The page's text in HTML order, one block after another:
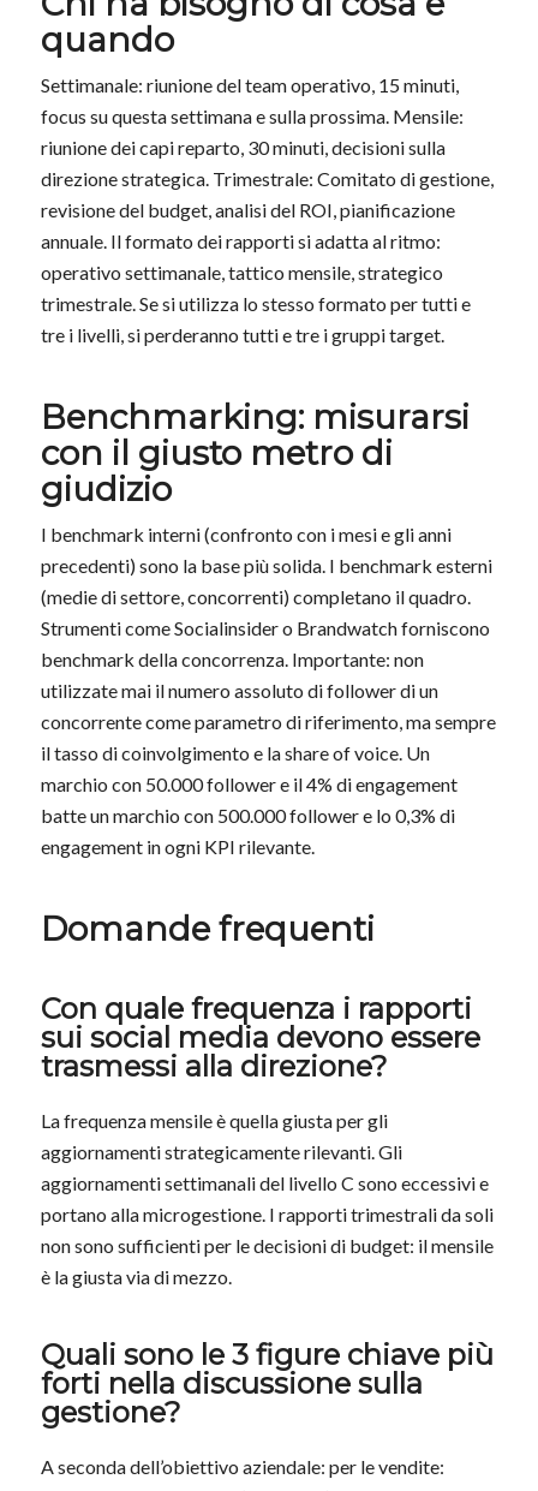
quando
Settimanale: riunione del team operativo, 15 minuti,
focus su questa settimana e sulla prossima. Mensile:
riunione dei capi reparto, 30 minuti, decisioni sulla
direzione strategica. Trimestrale: Comitato di gestione,
revisione del budget, analisi del ROI, pianificazione
annuale. Il formato dei rapporti si adatta al ritmo:
operativo settimanale, tattico mensile, strategico
trimestrale. Se si utilizza lo stesso formato per tutti e
tre i livelli, si perderanno tutti e tre i gruppi target.
Benchmarking: misurarsi
con il giusto metro di
giudizio
I benchmark interni (confronto con i mesi e gli anni
precedenti) sono la base più solida. I benchmark esterni
(medie di settore, concorrenti) completano il quadro.
Strumenti come Socialinsider o Brandwatch forniscono
benchmark della concorrenza. Importante: non
utilizzate mai il numero assoluto di follower di un
concorrente come parametro di riferimento, ma sempre
il tasso di coinvolgimento e la share of voice. Un
marchio con 50.000 follower e il 4% di engagement
batte un marchio con 500.000 follower e lo 0,3% di
engagement in ogni KPI rilevante.
Domande frequenti
Con quale frequenza i rapporti
sui social media devono essere
trasmessi alla direzione?
La frequenza mensile è quella giusta per gli
aggiornamenti strategicamente rilevanti. Gli
aggiornamenti settimanali del livello C sono eccessivi e
portano alla microgestione. I rapporti trimestrali da soli
non sono sufficienti per le decisioni di budget: il mensile
è la giusta via di mezzo.
Quali sono le 3 figure chiave più
forti nella discussione sulla
gestione?
A seconda dell’obiettivo aziendale: per le vendite: